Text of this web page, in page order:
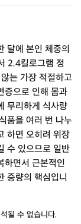
달에 본인 체중의
2.4킬로그램 정
는 가장 적절하고
증으로 인해 몸과
무리하게 식사량
품을 여러 번 나누
하면 오히려 위장
수 있으므로 일반
하면서 근본적인
증량의 핵심입니
될 수 없습니다.